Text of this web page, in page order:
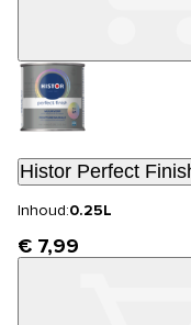
Histor Perfect
Inhoud:0.25L
€ 7,99